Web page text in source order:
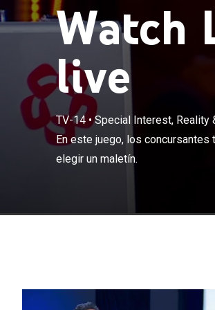
Watch
live
TV-14•Special Interest, Reality
En este juego, los concursantes
elegir un maletín.